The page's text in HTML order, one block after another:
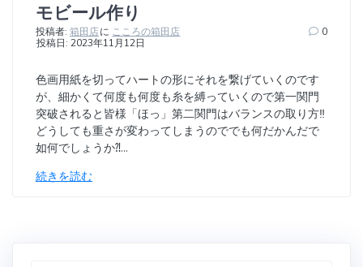
モビール作り
投稿者: 箱田店に こころの箱田店
投稿日: 2023年11月12日
0
色画用紙を切ってハートの形にそれを繋げていくのです
が、細かくて何度も何度も糸を縛っていくので第一関門
突破されると皆様「ほっ」第二関門はバランスの取り方‼︎
どうしても重さが変わってしまうのででも何だかんだで
如何でしょうか⁈…
続きを読む